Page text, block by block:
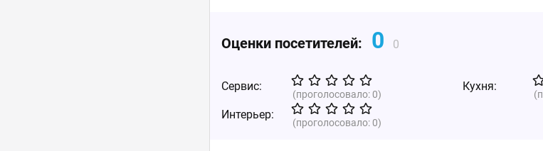
Оценки посетителей: 0 0
Сервис:
(проголосовало:0)
Кухня:
Интерьер:
(проголосовало:0)